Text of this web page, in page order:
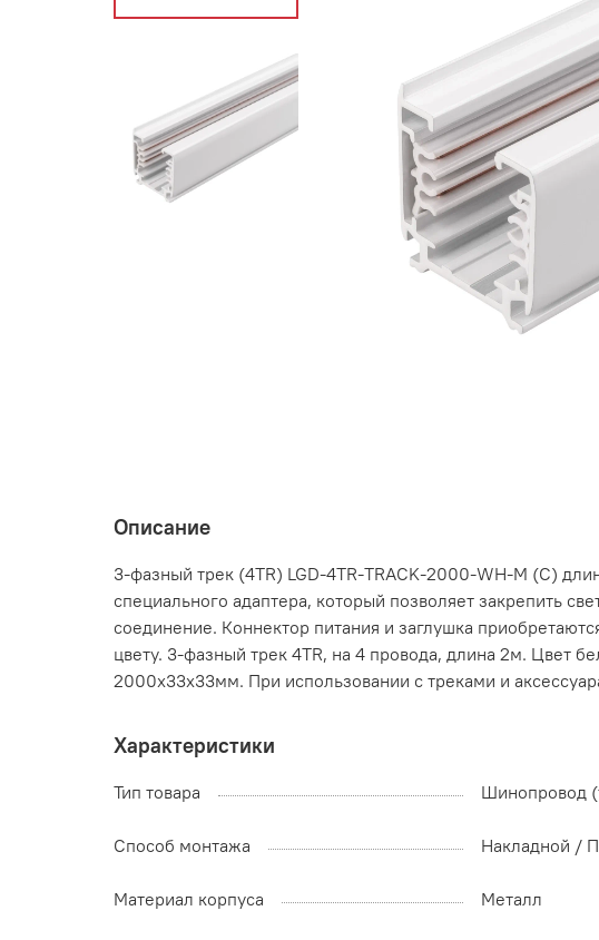
Описание
3-фазный трек (4TR) LGD-4TR-TRACK-2000-WH-M (C)
специального адаптера, который позволяет закрепить
соединение. Коннектор питания и заглушка
цвету. 3-фазный трек 4TR, на 4 провода, длина 2м. Цвет
2000x33x33мм. При использовании с треками и
Характеристики
Тип товара Шинопровод
Способ монтажа Накладной /
Материал корпуса Металл